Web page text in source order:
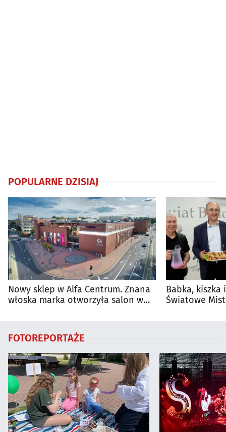
POPULARNE DZISIAJ
Nowy sklep w Alfa Centrum. Znana
włoska marka otworzyła salon w
Babka, kiszka
Światowe
FOTOREPORTAŻE